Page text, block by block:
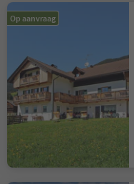
Op aanvraag